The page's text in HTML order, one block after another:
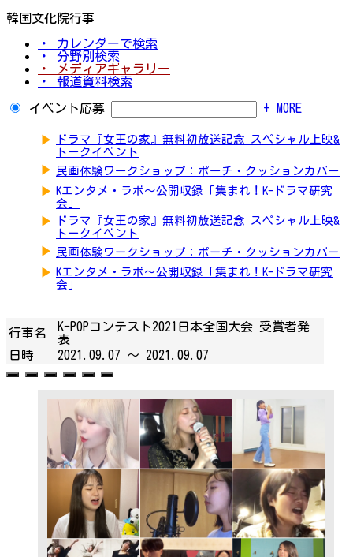
韓国文化院行事
・ カレンダーで検索
・ 分野別検索
・ メディアギャラリー
・ 報道資料検索
イベント応募 + MORE
▶
ドラマ『女王の家』無料初放送記念 スペシャル上映&
トークイベント
▶ 民画体験ワークショップ：ポーチ・クッションカバー
▶ Kエンタメ・ラボ～公開収録「集まれ！K-ドラマ研究
会」
▶
ドラマ『女王の家』無料初放送記念 スペシャル上映&
トークイベント
▶ 民画体験ワークショップ：ポーチ・クッションカバー
▶ Kエンタメ・ラボ～公開収録「集まれ！K-ドラマ研究
会」
行事名
K-POPコンテスト2021日本全国大会 受賞者発
表
日時
2021.09.07 ～ 2021.09.07